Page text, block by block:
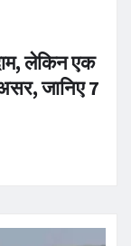
लेकिन एक
जानिए 7